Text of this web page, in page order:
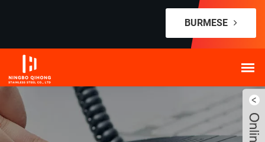
BURMESE